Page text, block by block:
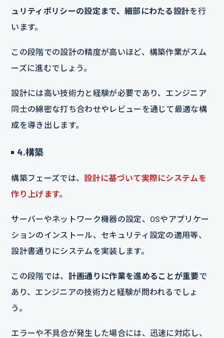
ュリティポリシーの設定まで、細部にわたる設計を行
います。
この段階での設計の精度が高いほど、構築作業がスム
ーズに進むでしょう。
設計には高い技術力と経験が必要であり、エンジニア
同士の綿密な打ち合わせやレビューを通じて最適な構
成を導き出します。
4.構築
構築フェーズでは、設計に基づいて実際にシステムを
作り上げます。
サーバーやネットワーク機器の設定、OSやアプリケー
ションのインストール、セキュリティ設定の適用等、
設計書通りにシステムを実装します。
この段階では、 計画通りに作業を進めることが重要で
あり、エンジニアの技術力と経験が問われるでしょ
う。
エラーや不具合が発生した場合には、迅速に対応し、